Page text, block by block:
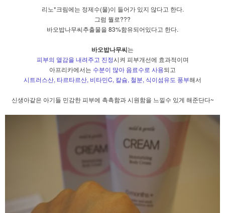
리노*크림에는 정제수(물)이 들어가 있지 않다고 한다.
그럼 뭘로???
바오밥나무씨추출물을 83%함유되어있다고 한다.
바오밥나무씨는
피부의 열감을 내려주고 진정시켜 피부개선에 효과적이며
아프리카에서는 수분이 많아 음료수로 사용되고
시트러스산, 타르타르산, 비타민C, 칼슘, 철분, 식이섬유도 풍부해서
신생아같은 아기들 민감한 피부에 촉촉함과 시원함을 느낄수 있게 해준단다~